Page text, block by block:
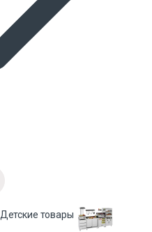
Детские товары